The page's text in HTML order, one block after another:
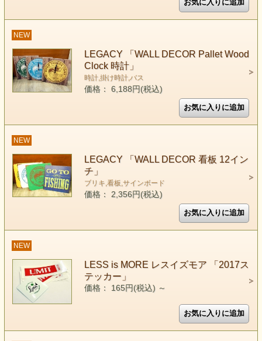
NEW
LEGACY 「WALL DECOR Pallet Wood
Clock 時計」
時計,掛け時計,バス
価格： 6,188円(税込)
NEW
LEGACY 「WALL DECOR 看板 12イン
チ」
ブリキ,看板,サインボード
価格： 2,356円(税込)
NEW
LESS is MORE レスイズモア 「2017ス
テッカー」
価格： 165円(税込) ～